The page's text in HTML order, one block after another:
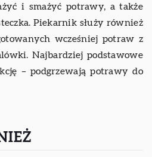
i smażyć potrawy, a także
Piekarnik służy również
wcześniej potraw z
Najbardziej podstawowe
– podgrzewają potrawy do